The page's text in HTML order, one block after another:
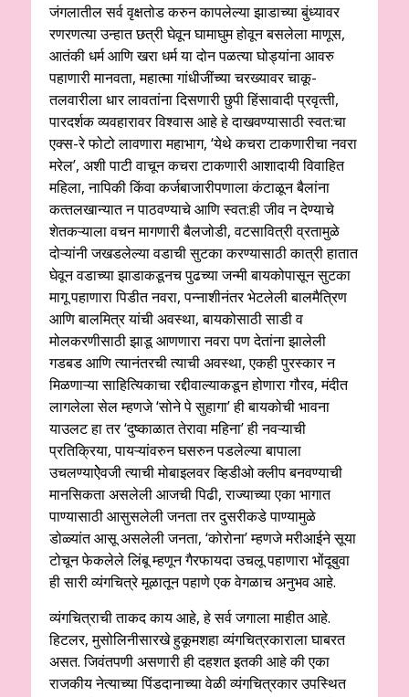
जंगलातील सर्व वृक्षतोड करुन कापलेल्‍या झाडाच्‍या बुंध्‍यावर
रणरणत्‍या उन्‍हात छत्री घेवून घामाघुम होवून बसलेला माणूस,
आतंकी धर्म आणि खरा धर्म या दोन पळत्‍या घोड्यांना आवरु
पहाणारी मानवता, महात्‍मा गांधीजींच्‍या चरख्‍यावर चाकू-
तलवारीला धार लावतांना दिसणारी छुपी हिंसावादी प्रवृत्‍ती,
पारदर्शक व्‍यवहारावर विश्‍वास आहे हे दाखवण्‍यासाठी स्‍वत:चा
एक्‍स-रे फोटो लावणारा महाभाग, ‘येथे कचरा टाकणारीचा नवरा
मरेल’, अशी पाटी वाचून कचरा टाकणारी आशादायी विवाहित
महिला, नापिकी किंवा कर्जबाजारीपणाला कंटाळून बैलांना
कत्‍तलखान्‍यात न पाठवण्‍याचे आणि स्‍वत:ही जीव न देण्‍याचे
शेतकऱ्याला वचन मागणारी बैलजोडी, वटसावित्री व्रतामुळे
दोऱ्यांनी जखडलेल्‍या वडाची सुटका करण्‍यासाठी कात्री हातात
घेवून वडाच्‍या झाडाकडूनच पुढच्‍या जन्‍मी बायकोपासून सुटका
मागू पहाणारा पिडीत नवरा, पन्‍नाशीनंतर भेटलेली बालमैत्रिण
आणि बालमित्र यांची अवस्‍था, बायकोसाठी साडी व
मोलकरणीसाठी झाडू आणणारा नवरा पण देतांना झालेली
गडबड आणि त्‍यानंतरची त्‍याची अवस्‍था, एकही पुरस्‍कार न
मिळणाऱ्या साहित्यिकाचा रद्दीवाल्‍याकडून होणारा गौरव, मंदीत
लागलेला सेल म्‍हणजे ‘सोने पे सुहागा’ ही बायकोची भावना
याउलट हा तर ‘दुष्‍काळात तेरावा महिना’ ही नवऱ्याची
प्रतिक्रिया, पायऱ्यांवरुन घसरुन पडलेल्‍या बापाला
उचलण्‍याऐेवजी त्‍याची मोबाइलवर व्हिडीओ क्‍लीप बनवण्‍याची
मानसिकता असलेली आजची पिढी, राज्‍याच्‍या एका भागात
पाण्‍यासाठी आसुसलेली जनता तर दुसरीकडे पाण्‍यामुळे
डोळ्यांत आसू असलेली जनता, ‘कोरोना’ म्‍हणजे मरीआईने सूया
टोचून फेकलेले लिंबू म्‍हणून गैरफायदा उचलू पहाणारा भोंदूबुवा
ही सारी व्‍यंगचित्रे मूळातून पहाणे एक वेगळाच अनुभव आहे.
व्‍यंगचित्राची ताकद काय आहे, हे सर्व जगाला माहीत आहे.
हिटलर, मुसोलिनीसारखे हुकूमशहा व्‍यंगचित्रकाराला घाबरत
असत. जिवंतपणी असणारी ही दहशत इतकी आहे की एका
राजकीय नेत्‍याच्‍या पिंडदानाच्‍या वेळी व्‍यंगचित्रकार उपस्थित